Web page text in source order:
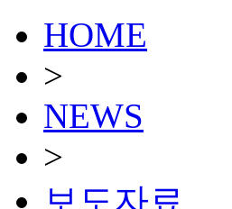
HOME
>
NEWS
>
보도자료